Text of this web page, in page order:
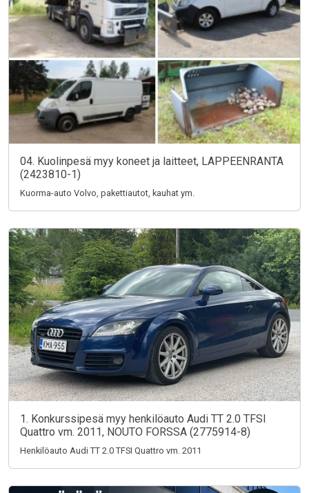
04. Kuolinpesä myy koneet ja laitteet, LAPPEENRANTA
(2423810-1)
Kuorma-auto Volvo, pakettiautot, kauhat ym.
1. Konkurssipesä myy henkilöauto Audi TT 2.0 TFSI
Quattro vm. 2011, NOUTO FORSSA (2775914-8)
Henkilöauto Audi TT 2.0 TFSI Quattro vm. 2011